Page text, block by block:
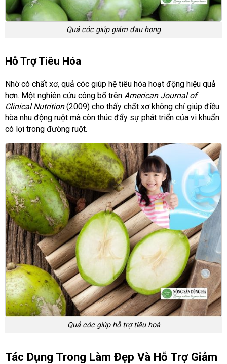
Quả cóc giúp giảm đau họng
Hỗ Trợ Tiêu Hóa
Nhờ có chất xơ, quả cóc giúp hệ tiêu hóa hoạt động hiệu quả
hơn. Một nghiên cứu công bố trên American Journal of
Clinical Nutrition(2009) cho thấy chất xơ không chỉ giúp điều
hòa nhu động ruột mà còn thúc đẩy sự phát triển của vi khuẩn
có lợi trong đường ruột.
Quả cóc giúp hỗ trợ tiêu hoá
Tác Dụng Trong Làm Đẹp Và Hỗ Trợ Giảm